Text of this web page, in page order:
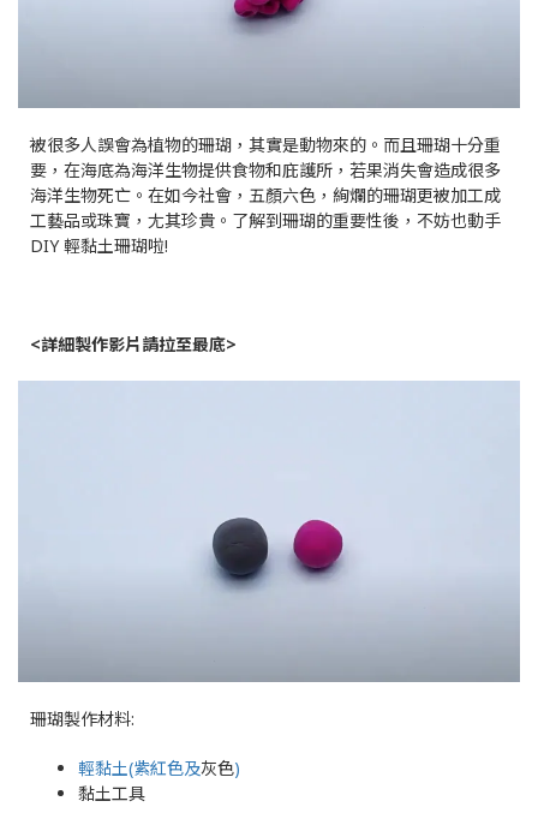
被很多人誤會為植物的珊瑚，其實是動物來的。而且珊瑚十分重
要，在海底為海洋生物提供食物和庇護所，若果消失會造成很多
海洋生物死亡。在如今社會，五顏六色，絢爛的珊瑚更被加工成
工藝品或珠寶，尢其珍貴。了解到珊瑚的重要性後，不妨也動手
DIY 輕黏土珊瑚啦!
<詳細製作影片請拉至最底>
珊瑚製作材料:
輕黏土(紫紅色及灰色)
黏土工具